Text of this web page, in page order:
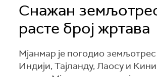
Снажан
расте број жртава
Мјанмар је погодио
Индији, Тајланду, Лаосу и